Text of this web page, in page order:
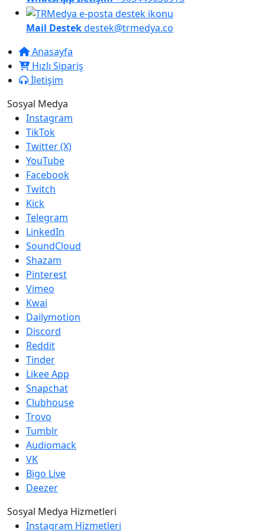
Mail Destekdestek@trmedya.co
Anasayfa
Hızlı Sipariş
İletişim
Sosyal Medya
Instagram
TikTok
Twitter (X)
YouTube
Facebook
Twitch
Kick
Telegram
LinkedIn
SoundCloud
Shazam
Pinterest
Vimeo
Kwai
Dailymotion
Discord
Reddit
Tinder
Likee App
Snapchat
Clubhouse
Trovo
Tumblr
Audiomack
VK
Bigo Live
Deezer
Sosyal Medya Hizmetleri
Instagram Hizmetleri